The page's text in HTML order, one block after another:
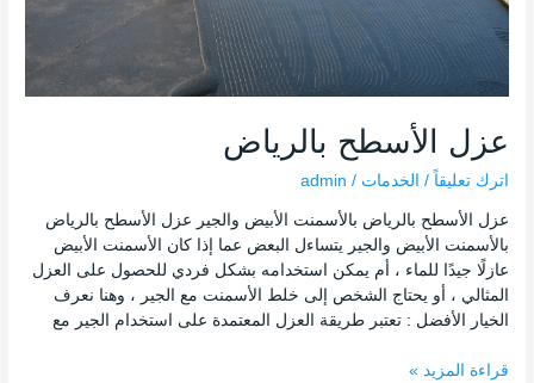
عزل الأسطح بالرياض
اترك تعليقاً / الخدمات /
admin
عزل الأسطح بالرياض بالأسمنت الأبيض والجير عزل الأسطح بالرياض
بالأسمنت الأبيض والجير يتساءل البعض عما إذا كان الأسمنت الأبيض
عازلًا جيدًا للماء ، أم يمكن استخدامه بشكل فردي للحصول على العزل
المثالي ، أو يحتاج الشخص إلى خلط الأسمنت مع الجير ، وهنا نعرف
الخيار الأفضل : تعتبر طريقة العزل المعتمدة على استخدام الجير مع
قراءة المزيد »